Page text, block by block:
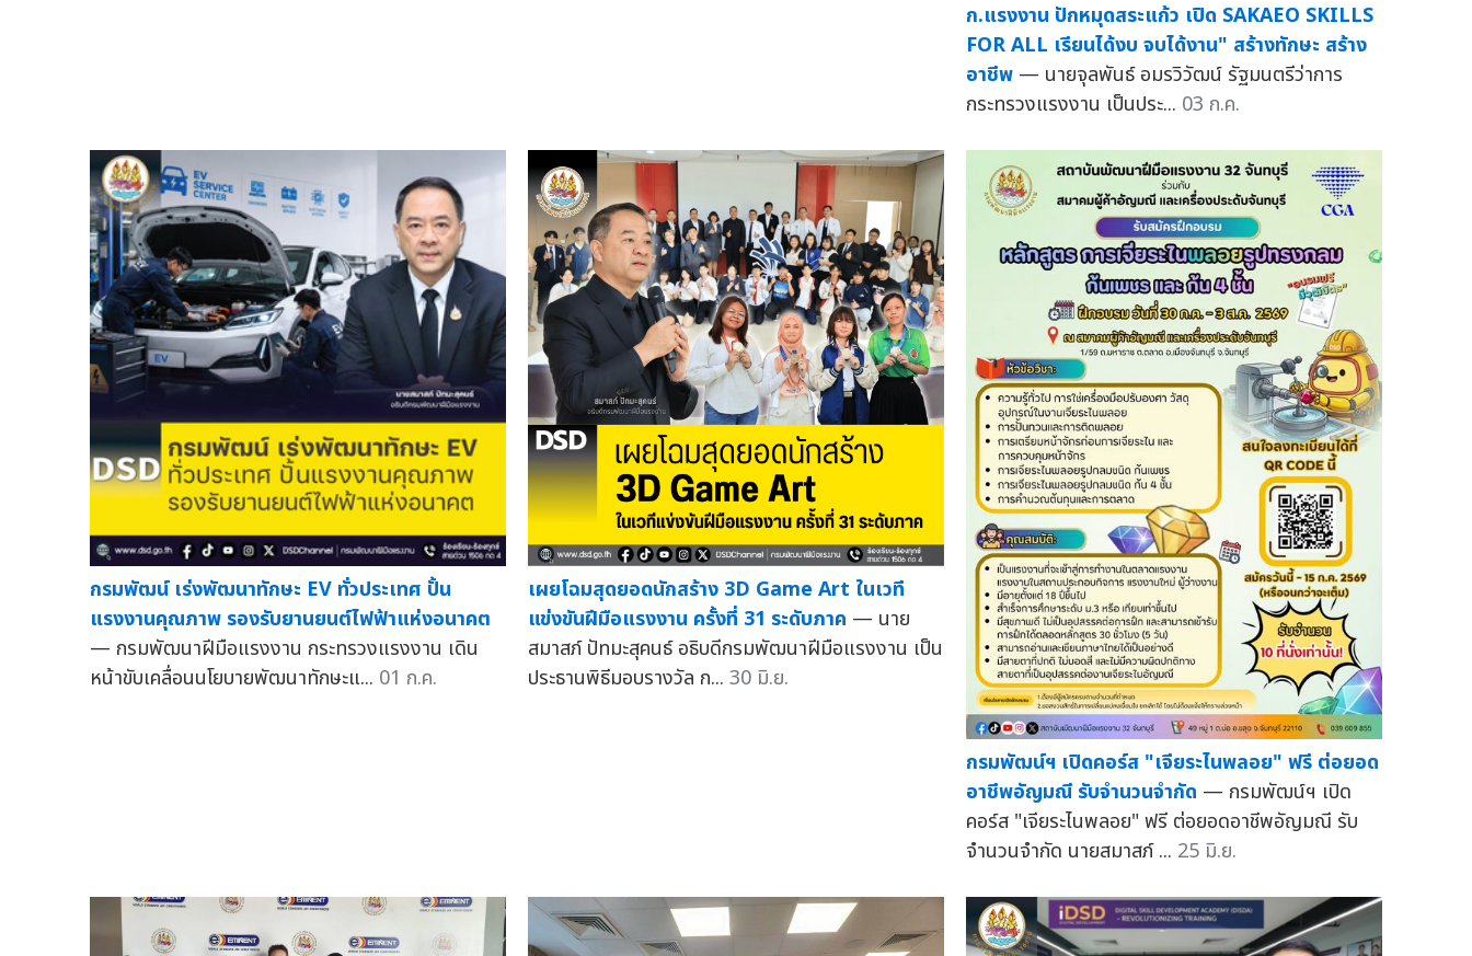
ก.แรงงาน ปักหมุดสระแก้ว เปิด SAKAEO SKILLS
FOR ALL เรียนได้งบ จบได้งาน" สร้างทักษะ สร้าง
อาชีพ — นายจุลพันธ์ อมรวิวัฒน์ รัฐมนตรีว่าการ
กระทรวงแรงงาน เป็นประ... 03 ก.ค.
กรมพัฒน์ เร่งพัฒนาทักษะ EV ทั่วประเทศ ปั้น
แรงงานคุณภาพ รองรับยานยนต์ไฟฟ้าแห่งอนาคต
— กรมพัฒนาฝีมือแรงงาน กระทรวงแรงงาน เดิน
หน้าขับเคลื่อนนโยบายพัฒนาทักษะแ... 01 ก.ค.
เผยโฉมสุดยอดนักสร้าง 3D Game Art ในเวที
แข่งขันฝีมือแรงงาน ครั้งที่ 31 ระดับภาค — นาย
สมาสภ์ ปัทมะสุคนธ์ อธิบดีกรมพัฒนาฝีมือแรงงาน เป็น
ประธานพิธีมอบรางวัล ก... 30 มิ.ย.
กรมพัฒน์ฯ เปิดคอร์ส "เจียระไนพลอย" ฟรี ต่อยอด
อาชีพอัญมณี รับจำนวนจำกัด — กรมพัฒน์ฯ เปิด
คอร์ส "เจียระไนพลอย" ฟรี ต่อยอดอาชีพอัญมณี รับ
จำนวนจำกัด นายสมาสภ์ ... 25 มิ.ย.